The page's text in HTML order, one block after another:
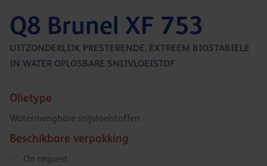
Q8 Brunel XF 753
UITZONDERLIJK PRESTERENDE, EXTREEM BIOSTABIELE
IN WATER OPLOSBARE SNIJVLOEISTOF
Olietype
Watermengbare snijvloeistoffen
Beschikbare verpakking
On request